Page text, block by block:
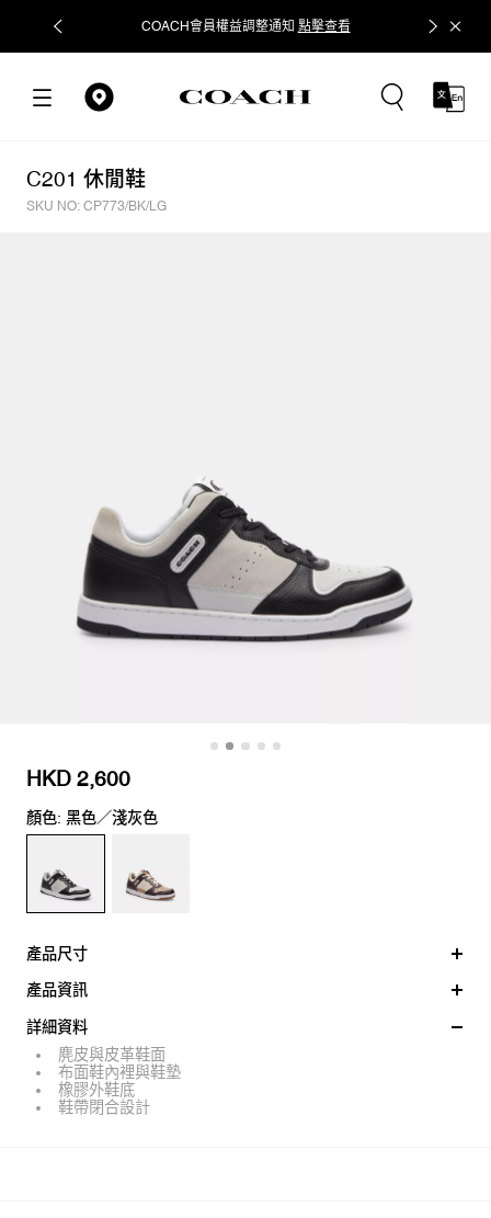
COACH會員權益調整通知 點擊查看 立即追蹤
C201 休閒鞋
SKU NO: CP773/BK/LG
HKD 2,600
顏色: 黑色／淺灰色
產品尺寸
產品資訊
詳細資料
麂皮與皮革鞋面
布面鞋內裡與鞋墊
橡膠外鞋底
鞋帶閉合設計